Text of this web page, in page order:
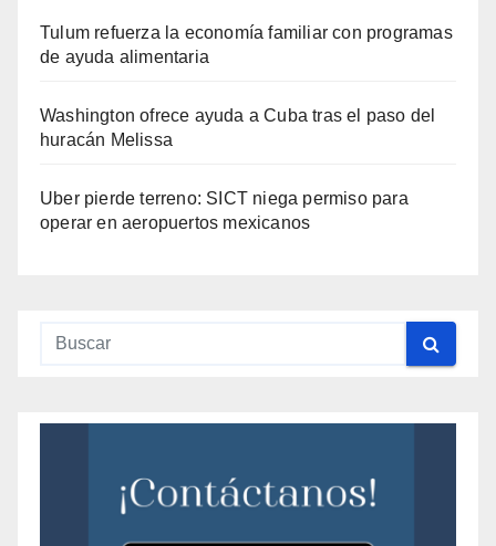
Tulum refuerza la economía familiar con programas
de ayuda alimentaria
Washington ofrece ayuda a Cuba tras el paso del
huracán Melissa
Uber pierde terreno: SICT niega permiso para
operar en aeropuertos mexicanos